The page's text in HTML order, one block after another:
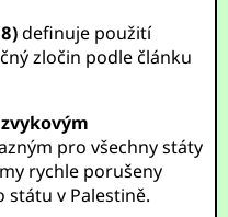
definuje použití
zločin podle článku
zvykovým
pro všechny státy
rychle porušeny
státu v Palestině.